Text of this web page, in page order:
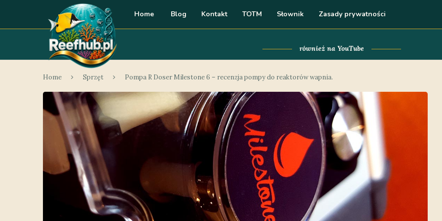
Home Blog Kontakt TOTM Słownik Zasady prywatności
również na YouTube
Home Sprzęt Pompa R Doser Milestone 6 – recenzja pompy do reaktorów wapnia.